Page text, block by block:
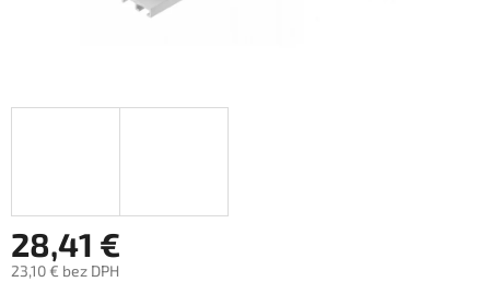
28,41 €
23,10 € bez DPH